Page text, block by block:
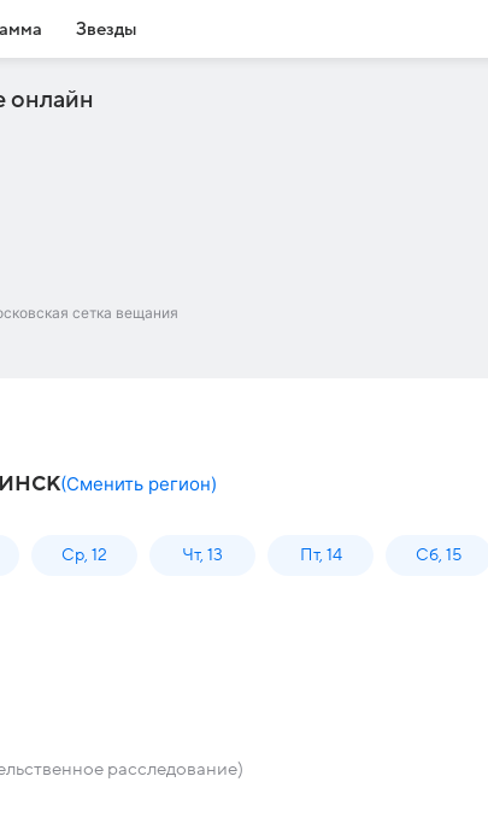
Звезды
онлайн
сетка вещания
(Сменить регион)
Ср, 12 Чт, 13 Пт, 14 Сб, 15
расследование)